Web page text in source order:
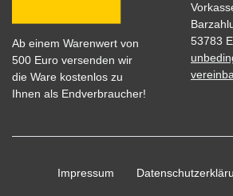
Ab einem Warenwert von
500 Euro versenden wir
die Ware kostenlos zu
Ihnen als Endverbraucher!
53783
Impressum